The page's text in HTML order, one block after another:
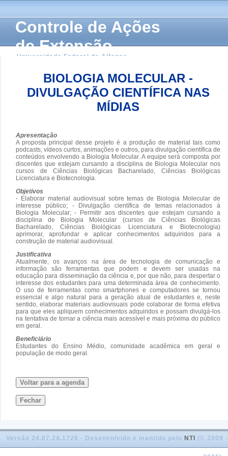
Controle de Ações
de Extensão
Universidade Federal de Alfenas
BIOLOGIA MOLECULAR -
DIVULGAÇÃO CIENTÍFICA NAS
MÍDIAS
Apresentação
A proposta principal desse projeto é a produção de material tais como
podcasts, vídeos curtos, animações e outros, para divulgação científica de
conteúdos envolvendo a Biologia Molecular. A equipe será composta por
discentes que estejam cursando a disciplina de Biologia Molecular nos
cursos de Ciências Biológicas Bacharelado, Ciências Biológicas
Licenciatura e Biotecnologia.
Objetivos
- Elaborar material audiovisual sobre temas de Biologia Molecular de
interesse público; - Divulgação científica de temas relacionados à
Biologia Molecular; - Permitir aos discentes que estejam cursando a
disciplina de Biologia Molecular (cursos de Ciências Biológicas
Bacharelado, Ciências Biológicas Licenciatura e Biotecnologia)
aprimorar, aprofundar e aplicar conhecimentos adquiridos para a
construção de material audiovisual.
Justificativa
Atualmente, os avanços na área de tecnologia de comunicação e
informação são ferramentas que podem e devem ser usadas na
educação para disseminação da ciência e, por que não, para despertar o
interesse dos estudantes para uma determinada área de conhecimento.
O uso de ferramentas como smartphones e computadores se tornou
essencial e algo natural para a geração atual de estudantes e, neste
sentido, elaborar materiais audiovisuais pode colaborar de forma efetiva
para que eles apliquem conhecimentos adquiridos e possam divulgá-los
na tentativa de tornar a ciência mais acessível e mais próxima do público
em geral.
Beneficiário
Estudantes do Ensino Médio, comunidade acadêmica em geral e
população de modo geral.
Voltar para a agenda
Fechar
Versão 24.07.24.1726 - Desenvolvido e mantido pelo NTI (© 2009 -